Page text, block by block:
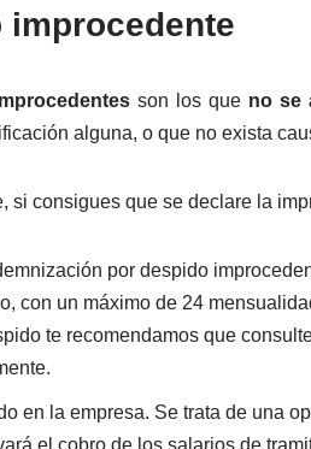
improcedente
son los que no se
alguna, o que no exista
si consigues que se declare la
por despido
con un máximo de 24
te recomendamos que
en la empresa. Se trata de una